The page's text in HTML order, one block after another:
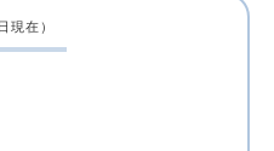
現在）